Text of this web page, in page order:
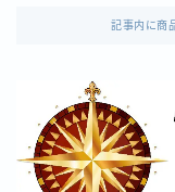
記事内に商